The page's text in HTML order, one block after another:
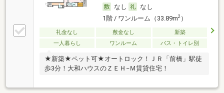
なし
なし
1階 / ワンルーム（33.89m2）
礼金なし 敷金なし
新築
一人暮らし
ワンルーム バス・トイレ別
★新築★ペット可★オートロック！ＪＲ「前橋」駅徒
歩3分！大和ハウスのＺＥＨ−Ｍ賃貸住宅！